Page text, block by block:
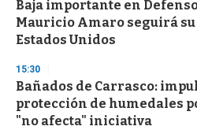
Baja importante en
Mauricio Amaro seguirá su
Estados Unidos
15:30
Bañados de Carrasco:
protección de humedales
"no afecta" iniciativa